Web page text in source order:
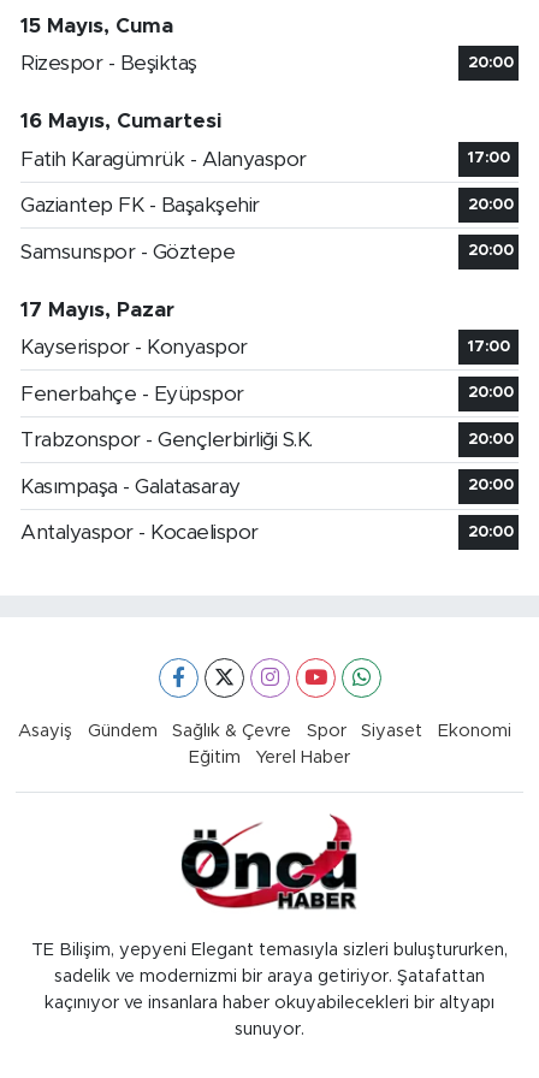
15 Mayıs, Cuma
Rizespor - Beşiktaş
20:00
16 Mayıs, Cumartesi
Fatih Karagümrük - Alanyaspor
17:00
Gaziantep FK - Başakşehir 20:00
Samsunspor - Göztepe 20:00
17 Mayıs, Pazar
Kayserispor - Konyaspor
17:00
Fenerbahçe - Eyüpspor 20:00
Trabzonspor - Gençlerbirliği S.K. 20:00
Kasımpaşa - Galatasaray 20:00
Antalyaspor - Kocaelispor 20:00
Asayiş Gündem Sağlık & Çevre Spor Siyaset
Ekonomi
Eğitim
Yerel Haber
TE Bilişim, yepyeni Elegant temasıyla sizleri buluştururken,
sadelik ve modernizmi bir araya getiriyor. Şatafattan
kaçınıyor ve insanlara haber okuyabilecekleri bir altyapı
sunuyor.